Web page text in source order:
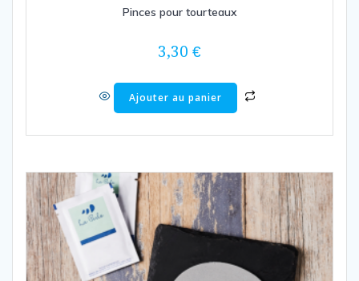
Pinces pour tourteaux
3,30 €
Ajouter au panier